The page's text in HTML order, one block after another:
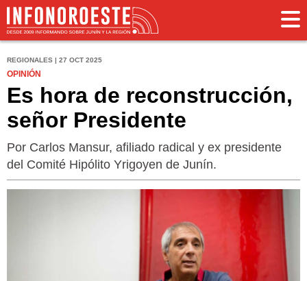
REGIONALES | 27 OCT 2025
OPINIÓN
Es hora de reconstrucción,
señor Presidente
Por Carlos Mansur, afiliado radical y ex presidente
del Comité Hipólito Yrigoyen de Junín.